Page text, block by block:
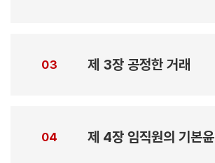
03 제 3장 공정한 거래
04 제 4장 임직원의 기본윤